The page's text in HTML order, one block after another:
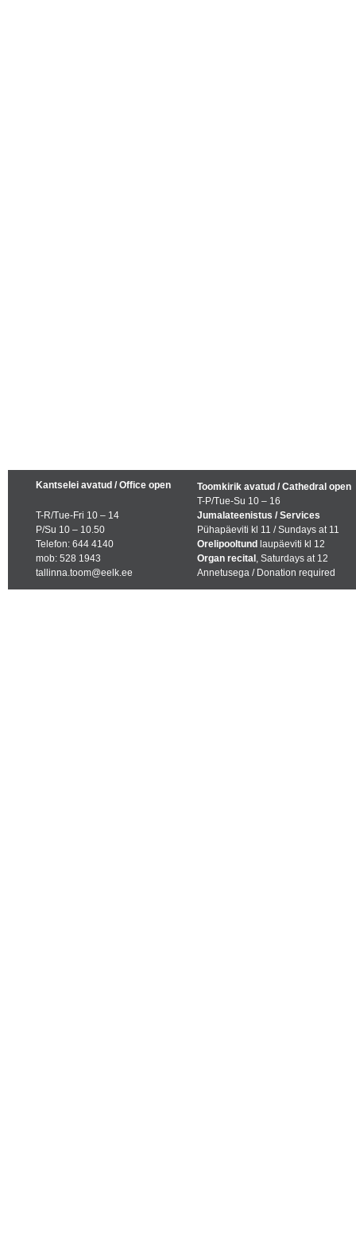
Kantselei avatud / Office open
T-R/Tue-Fri 10 – 14
P/Su 10 – 10.50
Telefon: 644 4140
mob: 528 1943
tallinna.toom@eelk.ee
Toomkirik avatud / Cathedral open
T-P/Tue-Su 10 – 16
Jumalateenistus / Services
Pühapäeviti kl 11 / Sundays at 11
Orelipooltund laupäeviti kl 12
Organ recital , Saturdays at 12
Annetusega / Donation required